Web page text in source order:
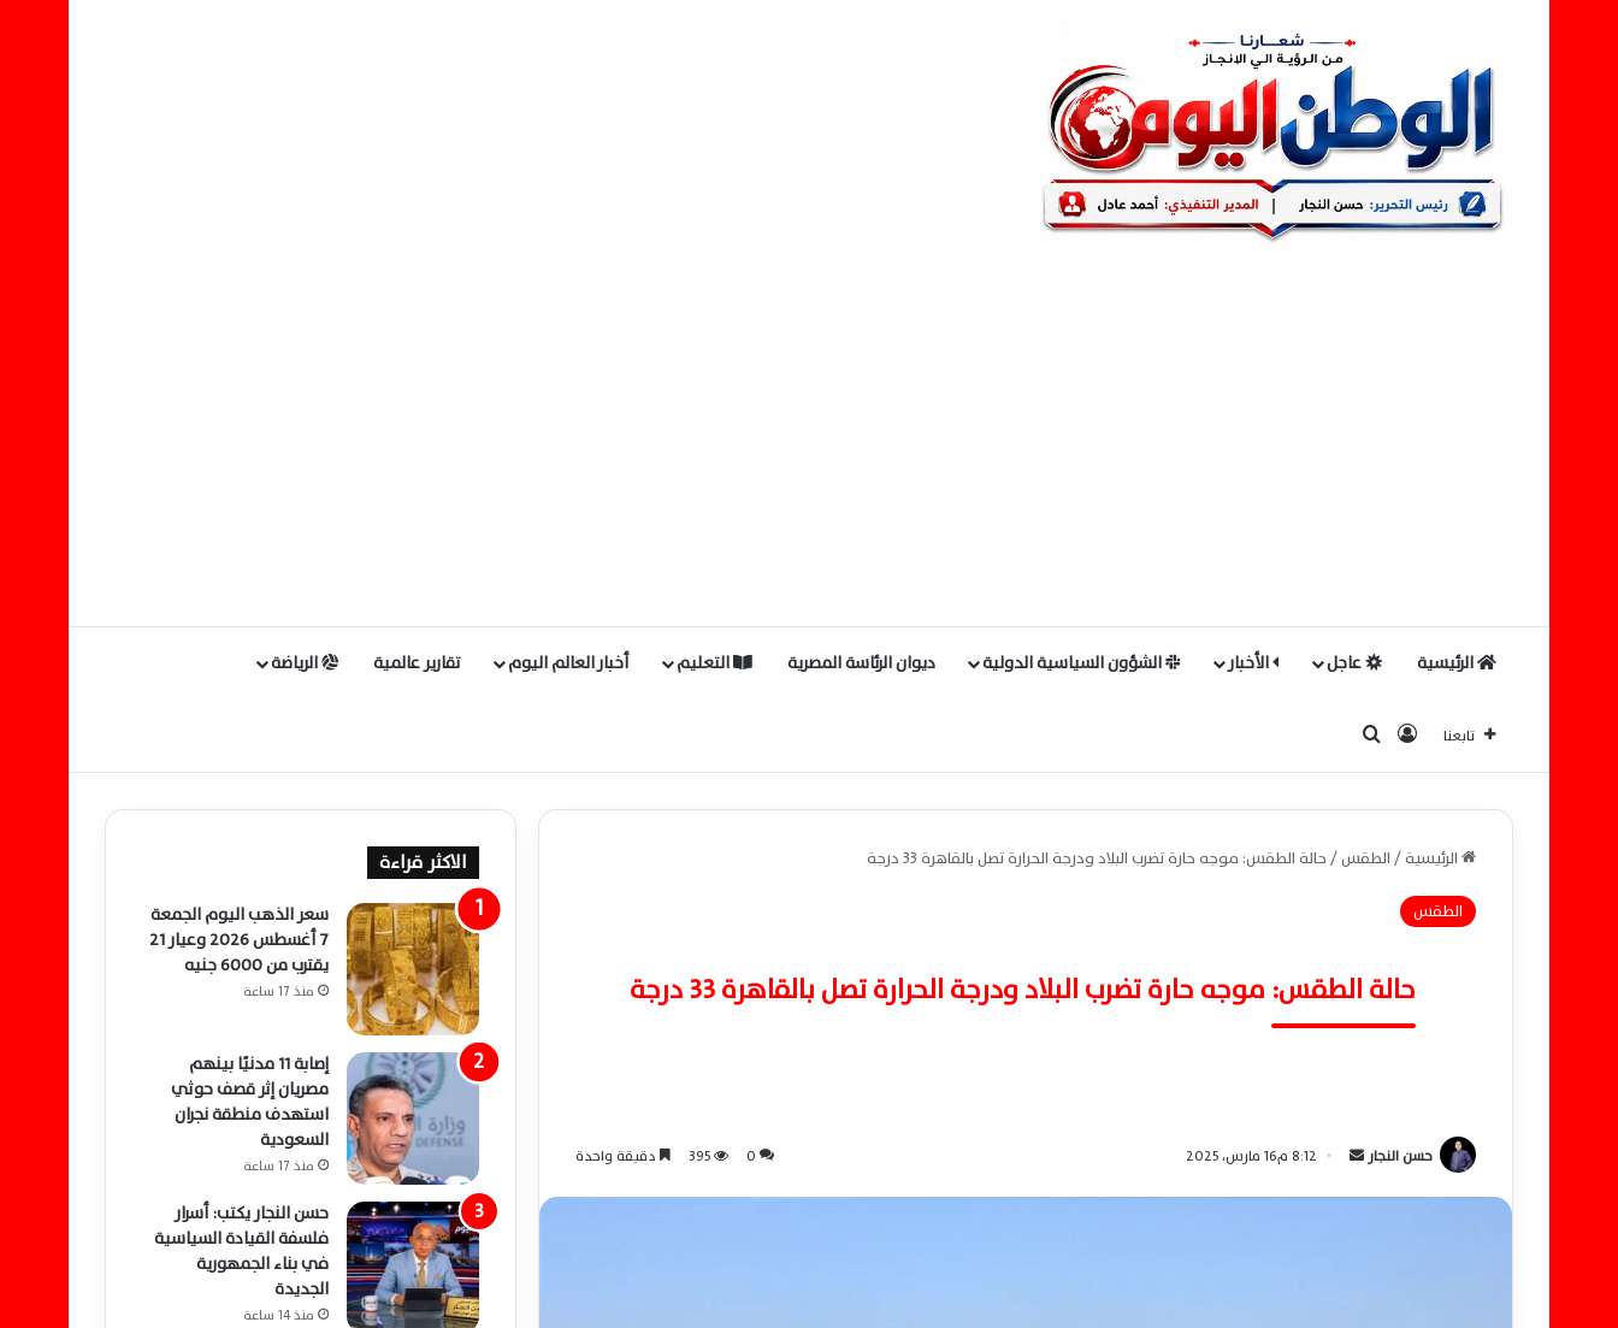
الرئيسية عاجل الأخبار الشؤون السياسية الدولية ديوان الرئاسة المصرية التعليم أخبار العالم اليوم تقارير عالمية الرياضة
تابعنا تسجيل الدخول
الرئيسية/الطقس/حالة الطقس: موجه حارة تضرب البلاد ودرجة الحرارة تصل بالقاهرة 33 درجة
الطقس
حالة الطقس: موجه حارة تضرب البلاد ودرجة الحرارة تصل بالقاهرة 33 درجة
حسن النجار 8:12 م16 مارس، 2025 0
395 دقيقة واحدة
الاكثر قراءة
سعر الذهب اليوم الجمعة
7 أغسطس 2026 وعيار 21
يقترب من 6000 جنيه
منذ 17 ساعة
إصابة 11 مدنيًا بينهم
مصريان إثر قصف حوثي
استهدف منطقة نجران
السعودية
منذ 17 ساعة
حسن النجار يكتب: أسرار
فلسفة القيادة السياسية
في بناء الجمهورية
الجديدة
منذ 14 ساعة